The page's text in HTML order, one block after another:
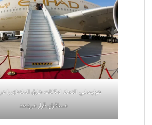
هواپیمایی التحاد امکانات خارق العاده‌ای را
مسافران قرار می‌دهد